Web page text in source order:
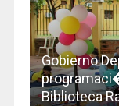
Gobierno
Biblioteca